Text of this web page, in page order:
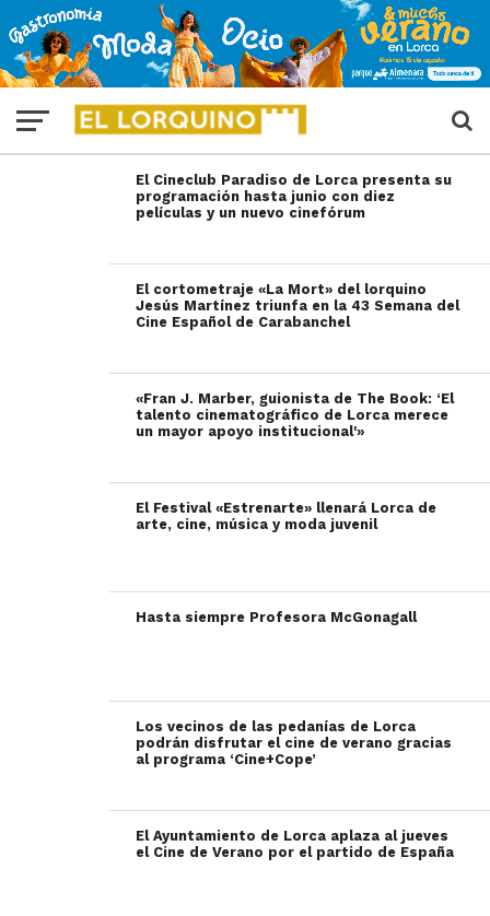
El Cineclub Paradiso de Lorca presenta su
programación hasta junio con diez
películas y un nuevo cinefórum
El cortometraje «La Mort» del lorquino
Jesús Martínez triunfa en la 43 Semana del
Cine Español de Carabanchel
«Fran J. Marber, guionista de The Book: ‘El
talento cinematográfico de Lorca merece
un mayor apoyo institucional'»
El Festival «Estrenarte» llenará Lorca de
arte, cine, música y moda juvenil
Hasta siempre Profesora McGonagall
Los vecinos de las pedanías de Lorca
podrán disfrutar el cine de verano gracias
al programa ‘Cine+Cope’
El Ayuntamiento de Lorca aplaza al jueves
el Cine de Verano por el partido de España